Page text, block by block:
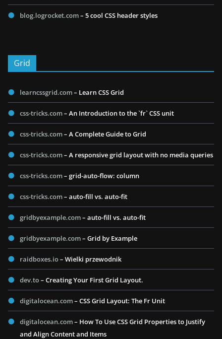
blog.logrocket.com– 5 cool CSS header styles
Grid
learncssgrid.com– Learn CSS Grid
css-tricks.com– An Introduction to the `fr` CSS unit
css-tricks.com– A Complete Guide to Grid
css-tricks.com– A responsive grid layout with no media queries
css-tricks.com– grid-auto-flow: column
css-tricks.com– auto-fill vs. auto-fit
gridbyexample.com– auto-fill vs. auto-fit
gridbyexample.com– Grid by Example
raidboxes.io– Wielki przewodnik
dev.to– Creating Your First Grid Layout.
digitalocean.com– CSS Grid Layout: The Fr Unit
digitalocean.com– How To Use CSS Grid Properties to Justify
and Align Content and Items